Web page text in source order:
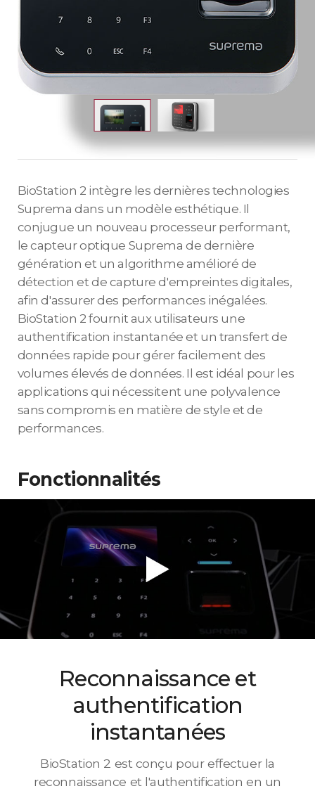
BioStation 2 intègre les dernières technologies
Suprema dans un modèle esthétique. Il
conjugue un nouveau processeur performant,
le capteur optique Suprema de dernière
génération et un algorithme amélioré de
détection et de capture d'empreintes digitales,
afin d'assurer des performances inégalées.
BioStation 2 fournit aux utilisateurs une
authentification instantanée et un transfert de
données rapide pour gérer facilement des
volumes élevés de données. Il est idéal pour les
applications qui nécessitent une polyvalence
sans compromis en matière de style et de
performances.
Fonctionnalités
Reconnaissance et
authentification
instantanées
BioStation 2 est conçu pour effectuer la
reconnaissance et l'authentification en un